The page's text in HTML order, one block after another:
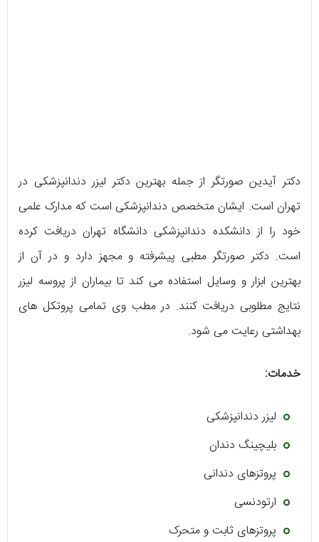
دکتر آیدین صورتگر از جمله بهترین دکتر لیزر دندانپزشکی در
تهران است. ایشان متخصص دندانپزشکی است که مدارک علمی
خود را از دانشکده دندانپزشکی دانشگاه تهران دریافت کرده
است. دکتر صورتگر مطبی پیشرفته و مجهز دارد و در آن از
بهترین ابزار و وسایل استفاده می کند تا بیماران از پروسه لیزر
نتایج مطلوبی دریافت کنند. در مطب وی تمامی پروتکل های
بهداشتی رعایت می شود.
خدمات:
لیزر دندانپزشکی
بلیچینگ دندان
پروتزهای دندانی
ارتودنسی
پروتزهای ثابت و متحرک